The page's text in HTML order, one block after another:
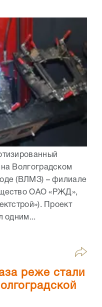
Волгоградском
(ВЛМЗ) – филиале
ОАО «РЖД»,
Проект
одним...
реже стали